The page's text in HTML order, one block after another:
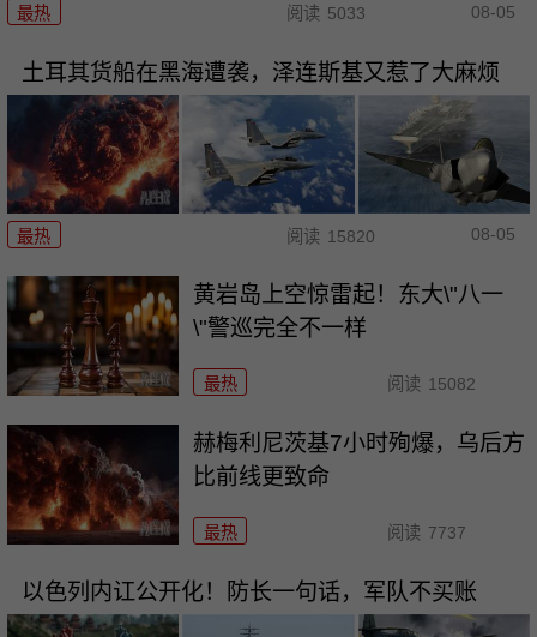
最热 阅读 5033 08-05
土耳其货船在黑海遭袭，泽连斯基又惹了大麻烦
最热 阅读 15820 08-05
黄岩岛上空惊雷起！东大\"八一
\"警巡完全不一样
最热 阅读 15082
赫梅利尼茨基7小时殉爆，乌后方
比前线更致命
最热 阅读 7737
以色列内讧公开化！防长一句话，军队不买账